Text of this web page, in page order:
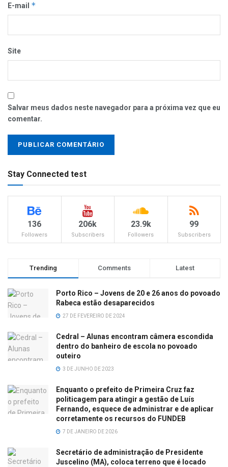
E-mail *
Site
Salvar meus dados neste navegador para a próxima vez que eu
comentar.
Stay Connected test
136
Followers
206k
Subscribers
23.9k
Followers
99
Subscribers
Trending Comments Latest
Porto Rico – Jovens de 20 e 26 anos do povoado
Rabeca estão desaparecidos
27 DE FEVEREIRO DE 2024
Cedral – Alunas encontram câmera escondida
dentro do banheiro de escola no povoado
outeiro
3 DE JUNHO DE 2023
Enquanto o prefeito de Primeira Cruz faz
politicagem para atingir a gestão de Luís
Fernando, esquece de administrar e de aplicar
corretamente os recursos do FUNDEB
7 DE JANEIRO DE 2026
Secretário de administração de Presidente
Juscelino (MA), coloca terreno que é locado